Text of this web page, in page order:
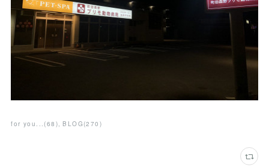
for you... (68 ) BLOG (270 )